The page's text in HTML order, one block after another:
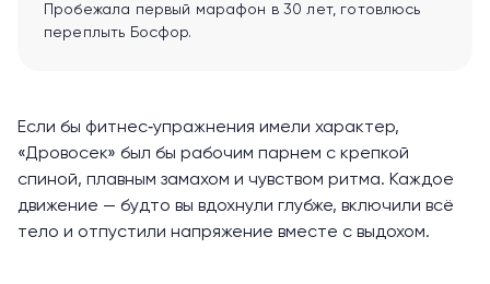
Пробежала первый марафон в 30 лет, готовлюсь
переплыть Босфор.
Если бы фитнес‑упражнения имели характер,
«Дровосек» был бы рабочим парнем с крепкой
спиной, плавным замахом и чувством ритма. Каждое
движение — будто вы вдохнули глубже, включили всё
тело и отпустили напряжение вместе с выдохом.